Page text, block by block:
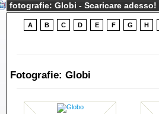
fotografie: Globi - Scaricare adesso!
A B C D E F G H
Fotografie: Globi